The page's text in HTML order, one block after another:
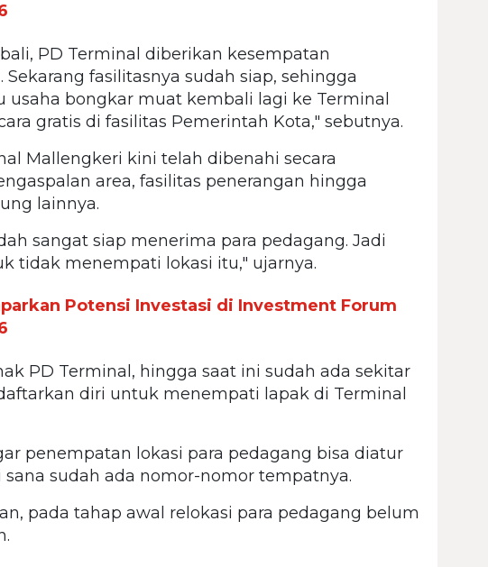
PD Terminal diberikan kesempatan
fasilitasnya sudah siap, sehingga
usaha bongkar muat kembali lagi ke Terminal
gratis di fasilitas Pemerintah Kota," sebutnya.
Mallengkeri kini telah dibenahi secara
area, fasilitas penerangan hingga
lainnya.
sangat siap menerima para pedagang. Jadi
tidak menempati lokasi itu," ujarnya.
Potensi Investasi di Investment Forum
PD Terminal, hingga saat ini sudah ada sekitar
diri untuk menempati lapak di Terminal
penempatan lokasi para pedagang bisa diatur
sudah ada nomor-nomor tempatnya.
pada tahap awal relokasi para pedagang belum